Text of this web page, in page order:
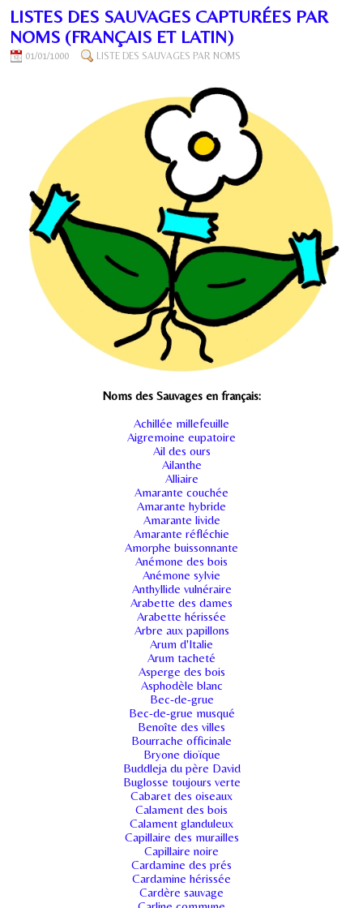
LISTES DES SAUVAGES CAPTURÉES PAR
NOMS (FRANÇAIS ET LATIN)
01/01/1000 LISTE DES SAUVAGES PAR NOMS
Noms des Sauvages en français:
Achillée millefeuille
Aigremoine eupatoire
Ail des ours
Ailanthe
Alliaire
Amarante couchée
Amarante hybride
Amarante livide
Amarante réfléchie
Amorphe buissonnante
Anémone des bois
Anémone sylvie
Anthyllide vulnéraire
Arabette des dames
Arabette hérissée
Arbre aux papillons
Arum d'Italie
Arum tacheté
Asperge des bois
Asphodèle blanc
Bec-de-grue
Bec-de-grue musqué
Benoîte des villes
Bourrache officinale
Bryone dioïque
Buddleja du père David
Buglosse toujours verte
Cabaret des oiseaux
Calament des bois
Calament glanduleux
Capillaire des murailles
Capillaire noire
Cardamine des prés
Cardamine hérissée
Cardère sauvage